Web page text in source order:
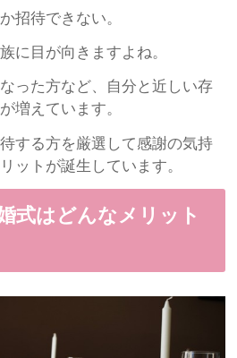
招待できない。
に目が向きますよね。
った方など、自分と近しい存
増えています。
する方を厳選して感謝の気持
ットが誕生しています。